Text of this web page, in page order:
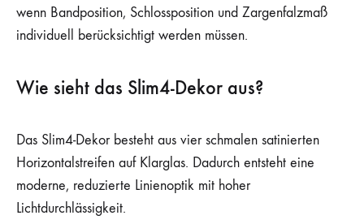
wenn Bandposition, Schlossposition und Zargenfalzmaß
individuell berücksichtigt werden müssen.
Wie sieht das Slim4-Dekor aus?
Das Slim4-Dekor besteht aus vier schmalen satinierten
Horizontalstreifen auf Klarglas. Dadurch entsteht eine
moderne, reduzierte Linienoptik mit hoher
Lichtdurchlässigkeit.